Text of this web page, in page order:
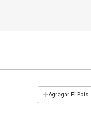
+Agregar El País